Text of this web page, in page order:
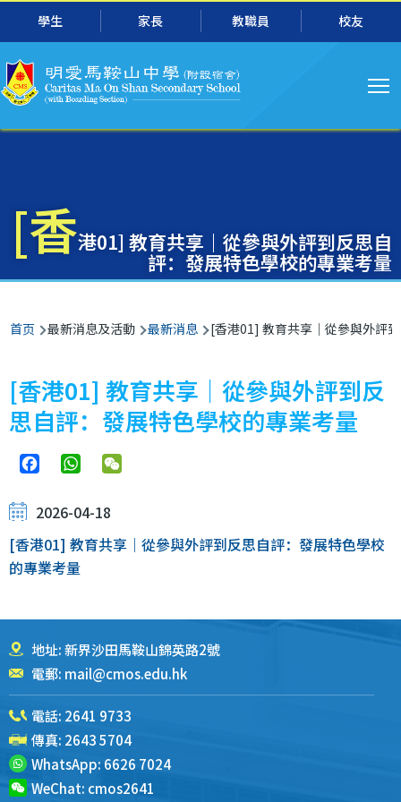
跳转到主要内容
學生 家長 教職員 校友
导
航
[香港01] 教育共享｜從參與外評到反思自
評：發展特色學校的專業考量
面
包
屑
首页 最新消息及活動 最新消息 [香港01] 教育共享｜從參與外評
[香港01] 教育共享｜從參與外評到反
思自評：發展特色學校的專業考量
FacebookWhatsApp
2026-04-18
[香港01] 教育共享｜從參與外評到反思自評：發展特色學校
的專業考量
地址: 新界沙田馬鞍山錦英路2號
電郵: mail@cmos.edu.hk
電話: 2641 9733
傳真: 2643 5704
WhatsApp: 6626 7024
WeChat: cmos2641